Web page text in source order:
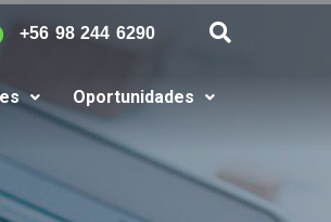
+56 98 244 6290
Oportunidades